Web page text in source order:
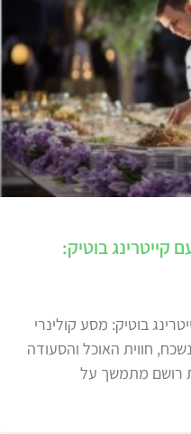
קייטרינג בוטיק:
בוטיק: מסע קולינרי
חווית האוכל והסעודה
רושם מתמשך על